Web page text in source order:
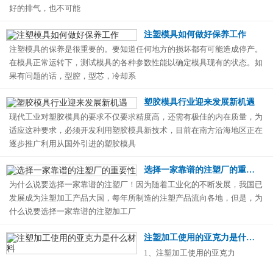
好的排气，也不可能
注塑模具如何做好保养工作
注塑模具的保养是很重要的。要知道任何地方的损坏都有可能造成停产。
在模具正常运转下，测试模具的各种参数性能以确定模具现有的状态。如
果有问题的话，型腔，型芯，冷却系
塑胶模具行业迎来发展新机遇
现代工业对塑胶模具的要求不仅要求精度高，还需有极佳的内在质量，为
适应这种要求，必须开发利用塑胶模具新技术，目前在南方沿海地区正在
逐步推广利用从国外引进的塑胶模具
选择一家靠谱的注塑厂的重要性
为什么说要选择一家靠谱的注塑厂！因为随着工业化的不断发展，我国已
发展成为注塑加工产品大国，每年所制造的注塑产品流向各地，但是，为
什么说要选择一家靠谱的注塑加工厂
注塑加工使用的亚克力是什么材料
1、注塑加工使用的亚克力